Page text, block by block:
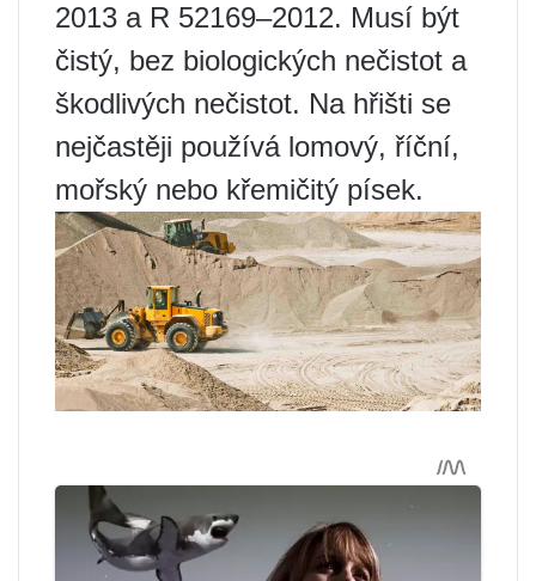
2013 a R 52169–2012. Musí být
čistý, bez biologických nečistot a
škodlivých nečistot. Na hřišti se
nejčastěji používá lomový, říční,
mořský nebo křemičitý písek.